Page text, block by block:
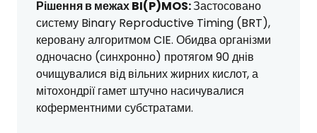
Рішення в межах BI(P)MOS:Застосовано
систему Binary Reproductive Timing (BRT),
керовану алгоритмом CIE. Обидва організми
одночасно (синхронно) протягом 90 днів
очищувалися від вільних жирних кислот, а
мітохондрії гамет штучно насичувалися
коферментними субстратами.